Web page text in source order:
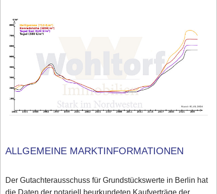
ALLGEMEINE MARKTINFORMATIONEN
Der Gutachterausschuss für Grundstückswerte in Berlin hat